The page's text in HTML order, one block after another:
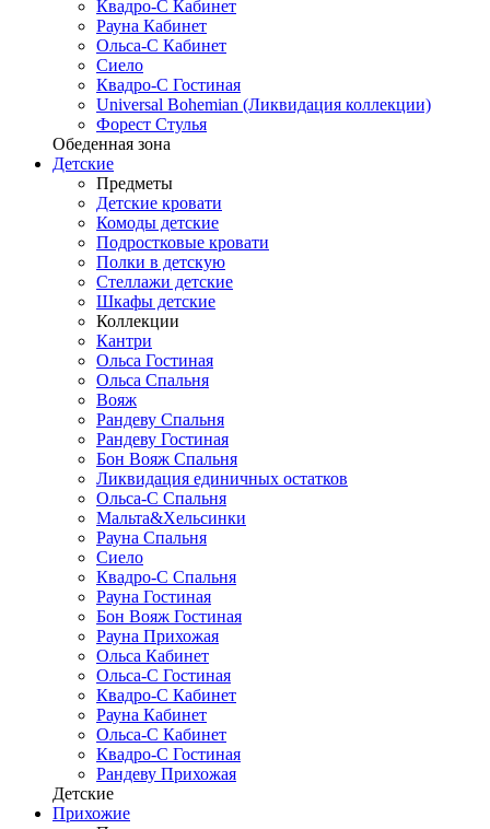
Квадро-С Кабинет
Рауна Кабинет
Ольса-С Кабинет
Сиело
Квадро-С Гостиная
Universal Bohemian (Ликвидация коллекции)
Форест Стулья
Обеденная зона
Детские
Предметы
Детские кровати
Комоды детские
Подростковые кровати
Полки в детскую
Стеллажи детские
Шкафы детские
Коллекции
Кантри
Ольса Гостиная
Ольса Спальня
Вояж
Рандеву Спальня
Рандеву Гостиная
Бон Вояж Спальня
Ликвидация единичных остатков
Ольса-С Спальня
Мальта&Хельсинки
Рауна Спальня
Сиело
Квадро-С Спальня
Рауна Гостиная
Бон Вояж Гостиная
Рауна Прихожая
Ольса Кабинет
Ольса-С Гостиная
Квадро-С Кабинет
Рауна Кабинет
Ольса-С Кабинет
Квадро-С Гостиная
Рандеву Прихожая
Детские
Прихожие